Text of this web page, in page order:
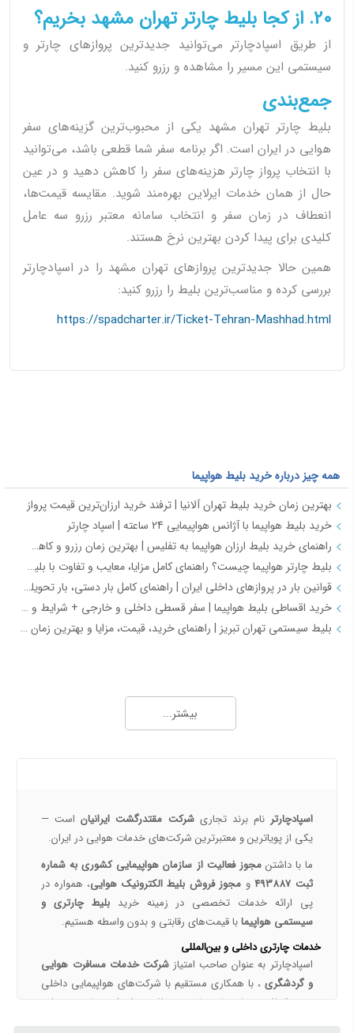
20. از کجا بلیط چارتر تهران مشهد بخریم؟
از طریق اسپادچارتر می‌توانید جدیدترین پروازهای چارتر و
سیستمی این مسیر را مشاهده و رزرو کنید.
جمع‌بندی
بلیط چارتر تهران مشهد یکی از محبوب‌ترین گزینه‌های سفر
هوایی در ایران است. اگر برنامه سفر شما قطعی باشد، می‌توانید
با انتخاب پرواز چارتر هزینه‌های سفر را کاهش دهید و در عین
حال از همان خدمات ایرلاین بهره‌مند شوید. مقایسه قیمت‌ها،
انعطاف در زمان سفر و انتخاب سامانه معتبر رزرو سه عامل
کلیدی برای پیدا کردن بهترین نرخ هستند.
همین حالا جدیدترین پروازهای تهران مشهد را در اسپادچارتر
بررسی کرده و مناسب‌ترین بلیط را رزرو کنید:
https://spadcharter.ir/Ticket-Tehran-Mashhad.html
همه چیز درباره خرید بلیط هواپیما
بهترین زمان خرید بلیط تهران آلانیا | ترفند خرید ارزان‌ترین قیمت پرواز
خرید بلیط هواپیما با آژانس هواپیمایی 24 ساعته | اسپاد چارتر
راهنمای خرید بلیط ارزان هواپیما به تفلیس | بهترین زمان رزرو و کاهش هزینه سفر
بلیط چارتر هواپیما چیست؟ راهنمای کامل مزایا، معایب و تفاوت با بلیط سیستمی
قوانین بار در پروازهای داخلی ایران | راهنمای کامل بار دستی، بار تحویلی و مقررات حمل بار
خرید اقساطی بلیط هواپیما | سفر قسطی داخلی و خارجی + شرایط و مدارک | اسپادچارتر
بلیط سیستمی تهران تبریز | راهنمای خرید، قیمت، مزایا و بهترین زمان رزرو
همه چیز درباره خرید بلیط هواپیما 3
نکات مهم و کلیدی خرید بلیط هواپیما
رزرو بلیط پرواز داخلی با اسپادچارتر
خرید بلیط چارتر با اسپادچارتر | تجربه سفر ارزان، سریع و مطمئن
بلیط لحظه آخری هواپیما خرید بلیط ارزان هواپیما
تعیین قیمت بلیط‌های چارتری و سیستمی
بیشتر...
اسپادچارتر نام برند تجاریشرکت مقتدرگشت ایرانیاناست —
یکی از پویا‌ترین و معتبرترین شرکت‌های خدمات هوایی در ایران.
ما با داشتنمجوز فعالیت از سازمان هواپیمایی کشوری به شماره
ثبت 493887
و مجوز فروش بلیط الکترونیک هوایی، همواره در
پی ارائه خدمات تخصصی در زمینه خرید بلیط چارتری و
سیستمی هواپیمابا قیمت‌های رقابتی و بدون واسطه هستیم.
خدمات چارتری داخلی و بین‌المللی
اسپادچارتر به عنوان صاحب امتیازشرکت خدمات مسافرت هوایی
و گردشگری ، با همکاری مستقیم با شرکت‌های هواپیمایی داخلی
و بین‌المللی، برنامه‌های چارتری منظمی را برای مقاصد مختلف